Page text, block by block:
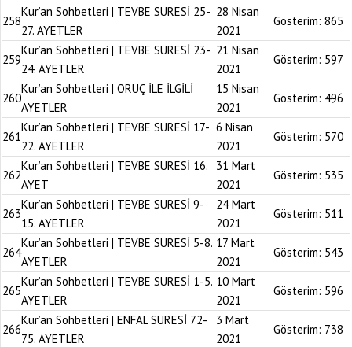
258
Kur’an Sohbetleri | TEVBE SURESİ 25-
27. AYETLER
28 Nisan
2021
Gösterim: 865
259
Kur’an Sohbetleri | TEVBE SURESİ 23-
24. AYETLER
21 Nisan
2021
Gösterim: 597
260
Kur’an Sohbetleri | ORUÇ İLE İLGİLİ
AYETLER
15 Nisan
2021
Gösterim: 496
261
Kur’an Sohbetleri | TEVBE SURESİ 17-
22. AYETLER
6 Nisan
2021
Gösterim: 570
262
Kur’an Sohbetleri | TEVBE SURESİ 16.
AYET
31 Mart
2021
Gösterim: 535
263
Kur’an Sohbetleri | TEVBE SURESİ 9-
15. AYETLER
24 Mart
2021
Gösterim: 511
264
Kur’an Sohbetleri | TEVBE SURESİ 5-8.
AYETLER
17 Mart
2021
Gösterim: 543
265
Kur’an Sohbetleri | TEVBE SURESİ 1-5.
AYETLER
10 Mart
2021
Gösterim: 596
266
Kur’an Sohbetleri | ENFAL SURESİ 72-
75. AYETLER
3 Mart
2021
Gösterim: 738